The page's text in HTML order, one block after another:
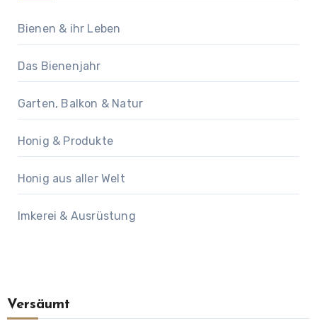
Bienen & ihr Leben
Das Bienenjahr
Garten, Balkon & Natur
Honig & Produkte
Honig aus aller Welt
Imkerei & Ausrüstung
Versäumt